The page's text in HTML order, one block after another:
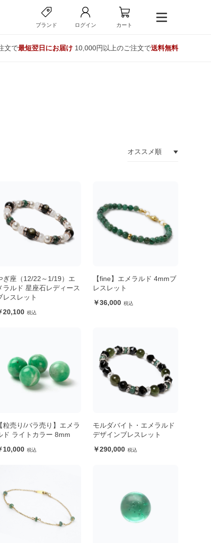
ブランド ログイン カート
文で最短翌日にお届け10,000円以上のご注文で送料無料
ぎ座（12/22～1/19）エ
ラルド 星座石レディース
レスレット
20,100
【fine】エメラルド 4mmブ
レスレット
36,000
【粒売り/バラ売り】エメラ
ド ライトカラー 8mm
10,000
モルダバイト・エメラルド
デザインブレスレット
290,000